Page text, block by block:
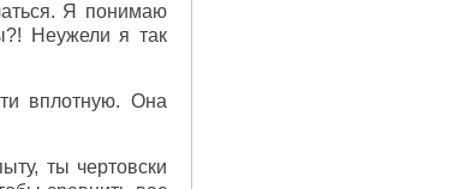
Я понимаю
Неужели я так
вплотную. Она
ты чертовски